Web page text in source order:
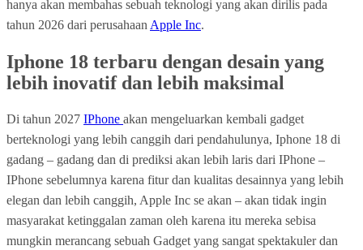
hanya akan membahas sebuah teknologi yang akan dirilis pada
tahun 2026 dari perusahaan Apple Inc.
Iphone 18 terbaru dengan desain yang
lebih inovatif dan lebih maksimal
Di tahun 2027 IPhone akan mengeluarkan kembali gadget
berteknologi yang lebih canggih dari pendahulunya, Iphone 18 di
gadang – gadang dan di prediksi akan lebih laris dari IPhone –
IPhone sebelumnya karena fitur dan kualitas desainnya yang lebih
elegan dan lebih canggih, Apple Inc se akan – akan tidak ingin
masyarakat ketinggalan zaman oleh karena itu mereka sebisa
mungkin merancang sebuah Gadget yang sangat spektakuler dan